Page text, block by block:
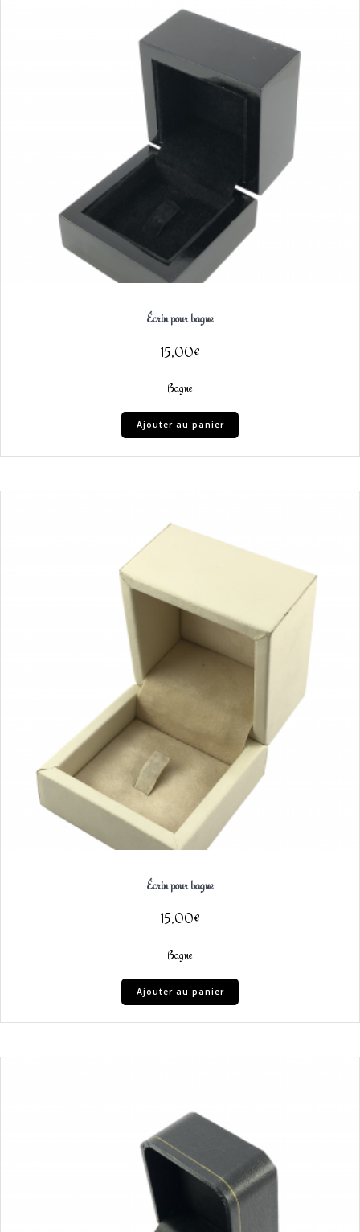
Écrin pour bague
15,00€
Bague
Ajouter au panier
Écrin pour bague
15,00€
Bague
Ajouter au panier